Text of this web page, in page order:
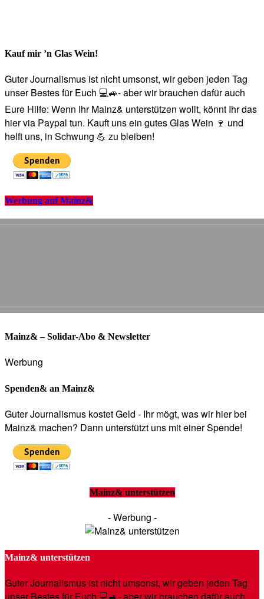
Kauf mir ’n Glas Wein!
Guter Journalismus ist nicht umsonst, wir geben jeden Tag
unser Bestes für Euch 💻🚙- aber wir brauchen dafür auch
Eure Hilfe: Wenn Ihr Mainz& unterstützen wollt, könnt Ihr das
hier via Paypal tun. Kauft uns ein gutes Glas Wein 🍷 und
helft uns, in Schwung 💪 zu bleiben!
Werbung auf Mainz&
Mainz& – Solidar-Abo & Newsletter
Werbung
Spenden& an Mainz&
Guter Journalismus kostet Geld - Ihr mögt, was wir hier bei
Mainz& machen? Dann unterstützt uns mit einer Spende!
Mainz& unterstützen
- Werbung -
Mainz& unterstützen
Guter Journalismus ist nicht umsonst, wir geben jeden Tag